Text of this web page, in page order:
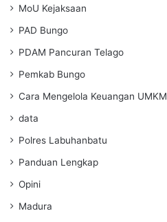
MoU Kejaksaan
PAD Bungo
PDAM Pancuran Telago
Pemkab Bungo
Cara Mengelola Keuangan UMKM
data
Polres Labuhanbatu
Panduan Lengkap
Opini
Madura